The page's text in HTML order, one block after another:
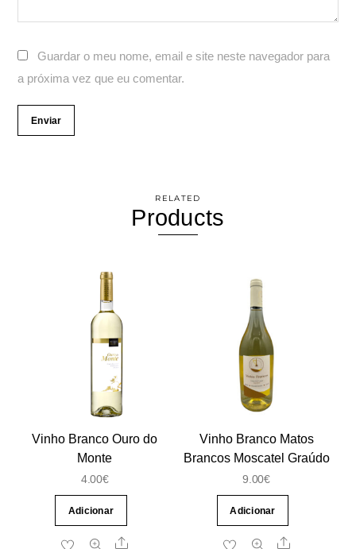
Guardar o meu nome, email e site neste navegador para
a próxima vez que eu comentar.
RELATED
Products
Vinho Branco Ouro do
Monte
4.00€
Adicionar
Share
Vinho Branco Matos
Brancos Moscatel Graúdo
9.00€
Adicionar
Share